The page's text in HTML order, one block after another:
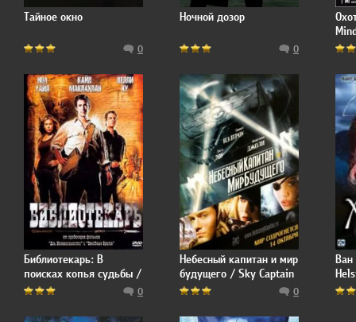
Тайное окно
0
Ночной дозор
0
Библиотекарь: В
поисках копья судьбы /
The Librarian: Quest for 0
Небесный капитан и мир
будущего / Sky Captain
and the World of
0
Ван